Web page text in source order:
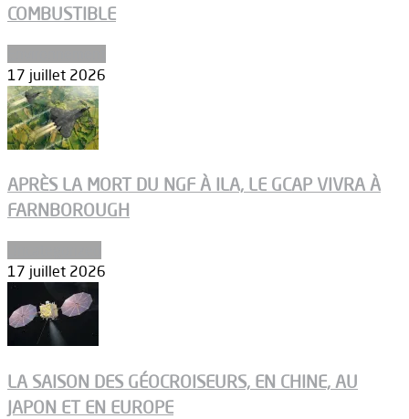
COMBUSTIBLE
17 juillet 2026
APRÈS LA MORT DU NGF À ILA, LE GCAP VIVRA À
FARNBOROUGH
17 juillet 2026
LA SAISON DES GÉOCROISEURS, EN CHINE, AU
JAPON ET EN EUROPE